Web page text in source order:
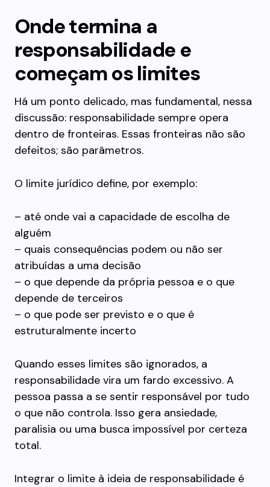
Onde termina a
responsabilidade e
começam os limites
Há um ponto delicado, mas fundamental, nessa
discussão: responsabilidade sempre opera
dentro de fronteiras. Essas fronteiras não são
defeitos; são parâmetros.
O limite jurídico define, por exemplo:
– até onde vai a capacidade de escolha de
alguém
– quais consequências podem ou não ser
atribuídas a uma decisão
– o que depende da própria pessoa e o que
depende de terceiros
– o que pode ser previsto e o que é
estruturalmente incerto
Quando esses limites são ignorados, a
responsabilidade vira um fardo excessivo. A
pessoa passa a se sentir responsável por tudo
o que não controla. Isso gera ansiedade,
paralisia ou uma busca impossível por certeza
total.
Integrar o limite à ideia de responsabilidade é